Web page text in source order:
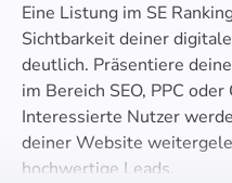
Eine Listung im SE
Sichtbarkeit deiner
deutlich. Präsentiere
im Bereich SEO, PPC
Interessierte Nutzer
deiner Website
hochwertige Leads.